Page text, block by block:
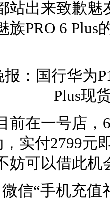
站出来致歉
族PRO 6 Plus
前在一号店，
实付2799元
妨可以借此机
信“手机充值